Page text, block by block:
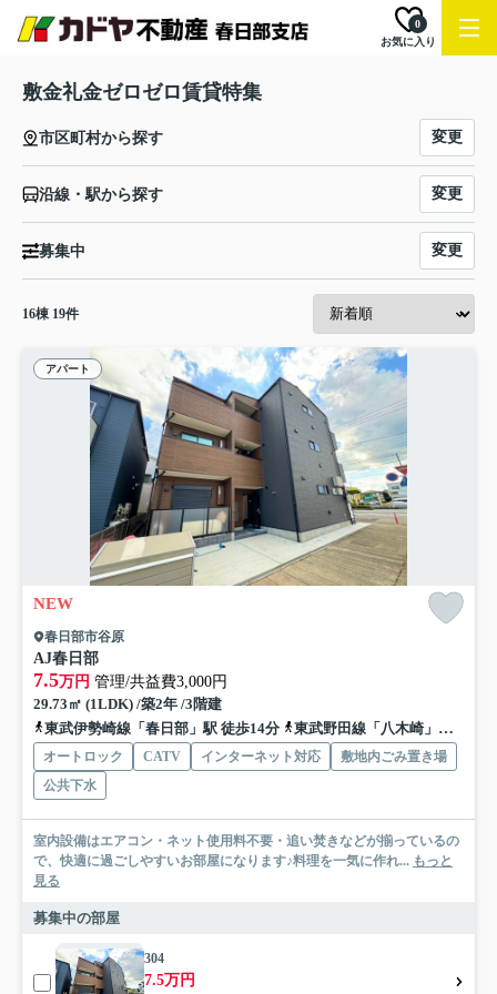
お気に入り
0
敷金礼金ゼロゼロ賃貸特集
市区町村から探す 変更
沿線・駅から探す 変更
募集中 変更
16棟 19件
アパート
NEW
春日部市谷原
AJ春日部
7.5万円 管理/共益費3,000円
29.73㎡ (1LDK) /築2年 /3階建
東武伊勢崎線「春日部」駅 徒歩14分
東武野田線「八木崎」駅 徒歩17分
オートロック CATV インターネット対応
敷地内ごみ置き場
公共下水
室内設備はエアコン・ネット使用料不要・追い焚きなどが揃っているの
で、快適に過ごしやすいお部屋になります♪料理を一気に作れ... もっと
見る
募集中の部屋
304
7.5万円